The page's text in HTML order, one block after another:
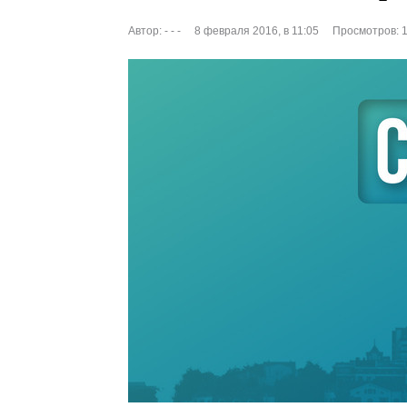
Автор: - - - 8 февраля 2016, в 11:05 Просмотров: